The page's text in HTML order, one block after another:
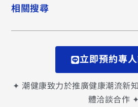
相關搜尋
立即預約專
✦ 潮健康致力於推廣健康潮流新
體洽談合作 ✦